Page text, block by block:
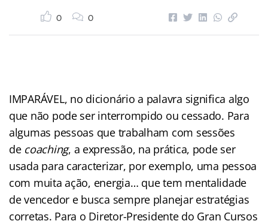
0 0
IMPARÁVEL, no dicionário a palavra significa algo
que não pode ser interrompido ou cessado. Para
algumas pessoas que trabalham com sessões
de coaching, a expressão, na prática, pode ser
usada para caracterizar, por exemplo, uma pessoa
com muita ação, energia… que tem mentalidade
de vencedor e busca sempre planejar estratégias
corretas. Para o Diretor-Presidente do Gran Cursos